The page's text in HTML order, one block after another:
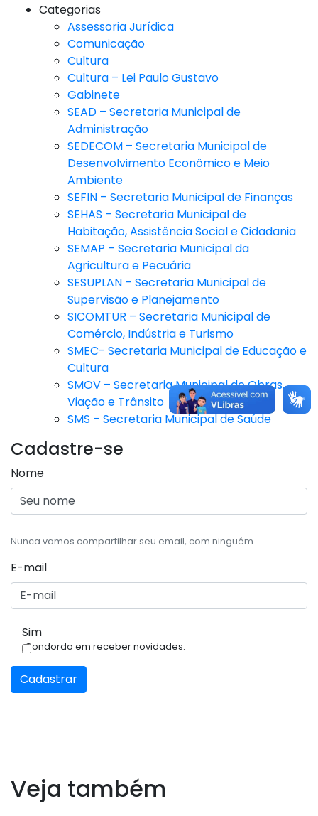
Categorias
Assessoria Jurídica
Comunicação
Cultura
Cultura – Lei Paulo Gustavo
Gabinete
SEAD – Secretaria Municipal de
Administração
SEDECOM – Secretaria Municipal de
Desenvolvimento Econômico e Meio
Ambiente
SEFIN – Secretaria Municipal de Finanças
SEHAS – Secretaria Municipal de
Habitação, Assistência Social e Cidadania
SEMAP – Secretaria Municipal da
Agricultura e Pecuária
SESUPLAN – Secretaria Municipal de
Supervisão e Planejamento
SICOMTUR – Secretaria Municipal de
Comércio, Indústria e Turismo
SMEC- Secretaria Municipal de Educação e
Cultura
SMOV – Secretaria Municipal de Obras,
Viação e Trânsito
SMS – Secretaria Municipal de Saúde
Cadastre-se
Nome
Nunca vamos compartilhar seu email, com ninguém.
E-mail
Sim
Condordo em receber novidades.
Cadastrar
Veja também